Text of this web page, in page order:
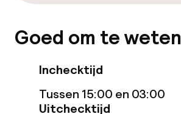
Schoonmaakvoorzieningen
Wasservice
Zakelijke faciliteiten
Goed om te weten
Inchecktijd
Tussen 15:00 en 03:00
Uitchecktijd